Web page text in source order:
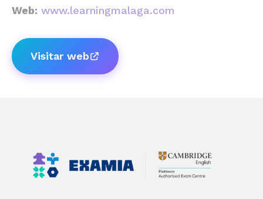
Web: www.learningmalaga.com
Visitar web